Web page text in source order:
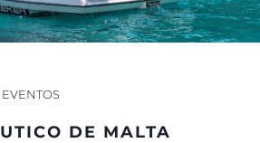
DE MALTA